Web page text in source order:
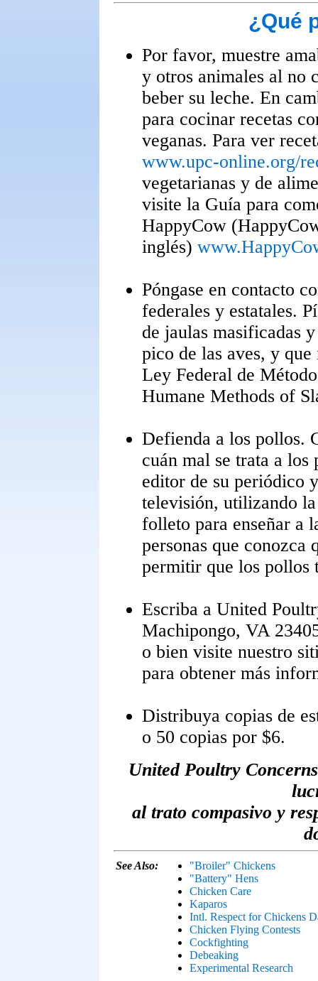
¿Qué
Por favor, muestre
y otros animales al no
beber su leche. En
para cocinar recetas
veganas. Para ver
www.upc-online.org/
vegetarianas y de
visite la Guía para
HappyCow
inglés)
Póngase en contacto
federales y estatales.
de jaulas masificadas
pico de las aves, y
Ley Federal de
Humane Methods of
Defienda a los pollos.
cuán mal se trata a los
editor de su periódico
televisión, utilizando
folleto para enseñar a
personas que conozca
permitir que los pollos
Escriba a United
Machipongo, VA
o bien visite nuestro
para obtener más
Distribuya copias de
o 50 copias por $6.
United Poultry
al trato compasivo y
See Also:
"Broiler" Chickens
"Battery" Hens
Chicken Care
Kaparos
Intl. Respect for Chickens
Chicken Flying Contests
Cockfighting
Debeaking
Experimental Research